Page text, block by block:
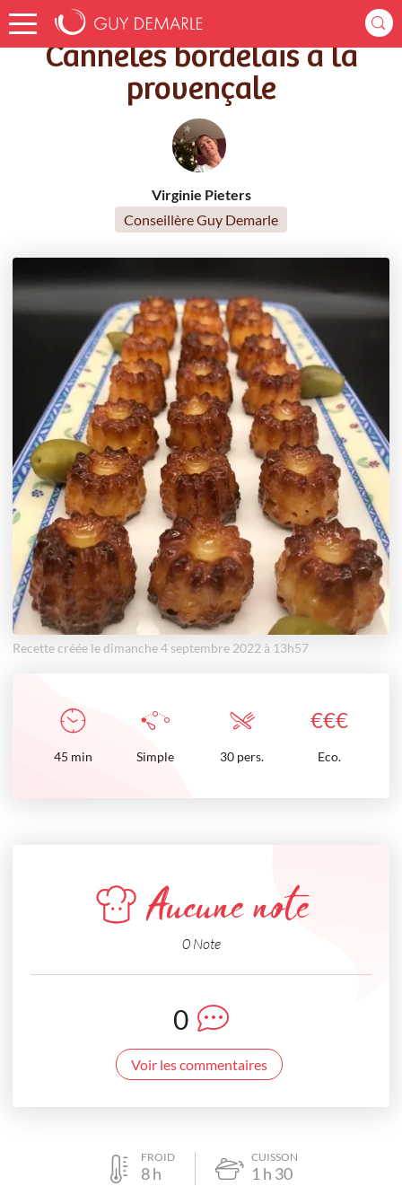
Accueil Recettes Cannelés bordelais à la provençale
Cannelés bordelais à la
provençale
Virginie Pieters
Conseillère Guy Demarle
Recette créée le dimanche 4 septembre 2022 à 13h57
€€€
45 min Simple 30 pers. Eco.
Aucune note
0 Note
0
Voir les commentaires
FROID
8h
CUISSON
1 h 30